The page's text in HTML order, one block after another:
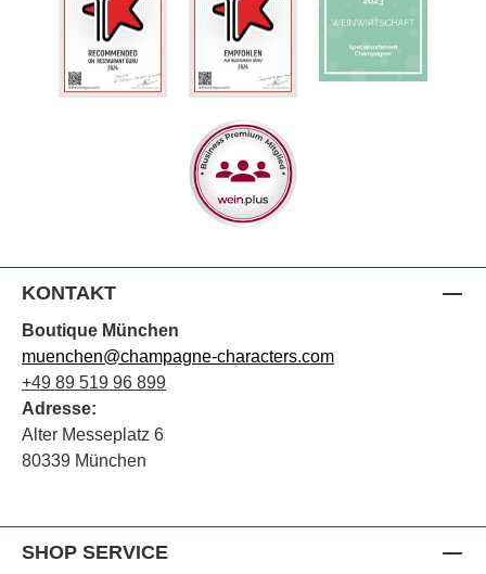
KONTAKT
Boutique München
muenchen@champagne-characters.com
+49 89 519 96 899
Adresse:
Alter Messeplatz 6
80339 München
SHOP SERVICE